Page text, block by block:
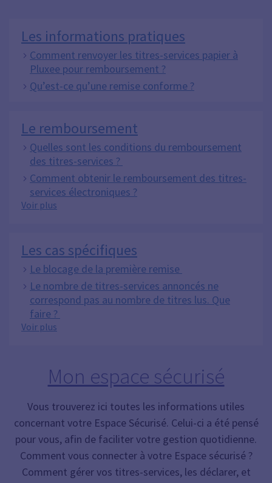
Les informations pratiques
Comment renvoyer les titres-services papier à
Pluxee pour remboursement ?
Qu’est-ce qu’une remise conforme ?
Le remboursement
Quelles sont les conditions du remboursement
des titres-services ?
Comment obtenir le remboursement des titres-
services électroniques ?
Voir plus
Le remboursement
Les cas spécifiques
Le blocage de la première remise
Le nombre de titres-services annoncés ne
correspond pas au nombre de titres lus. Que
faire ?
Voir plus
Les cas spécifiques
Mon espace sécurisé
Vous trouverez ici toutes les informations utiles
concernant votre Espace Sécurisé. Celui-ci a été pensé
pour vous, afin de faciliter votre gestion quotidienne.
Comment vous connecter à votre Espace sécurisé ?
Comment gérer vos titres-services, les déclarer, et